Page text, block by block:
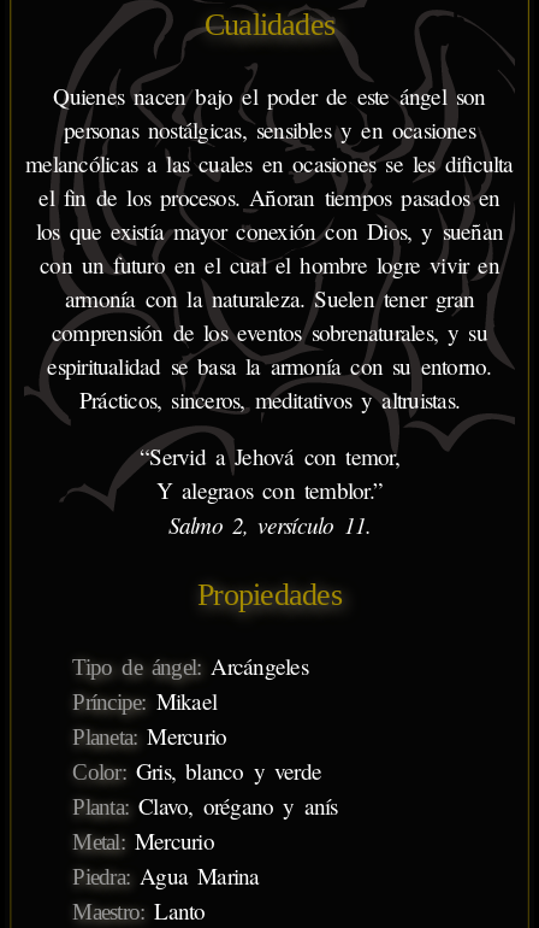
Cualidades
Quienes nacen bajo el poder de este ángel son
personas nostálgicas, sensibles y en ocasiones
melancólicas a las cuales en ocasiones se les dificulta
el fin de los procesos. Añoran tiempos pasados en
los que existía mayor conexión con Dios, y sueñan
con un futuro en el cual el hombre logre vivir en
armonía con la naturaleza. Suelen tener gran
comprensión de los eventos sobrenaturales, y su
espiritualidad se basa la armonía con su entorno.
Prácticos, sinceros, meditativos y altruistas.
“Servid a Jehová con temor,
Y alegraos con temblor.”
Salmo 2, versículo 11.
Propiedades
Tipo de ángel: Arcángeles
Príncipe: Mikael
Planeta: Mercurio
Color:Gris, blanco y verde
Planta: Clavo, orégano y anís
Metal:Mercurio
Piedra: Agua Marina
Maestro: Lanto